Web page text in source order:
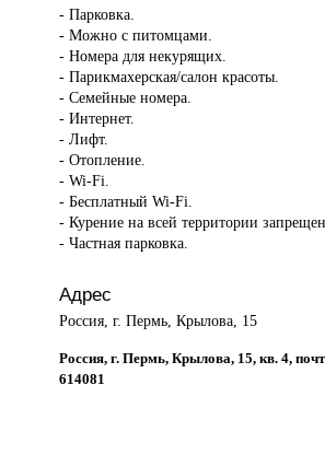
- Парковка.
- Можно с питомцами.
- Номера для некурящих.
- Парикмахерская/салон красоты.
- Семейные номера.
- Интернет.
- Лифт.
- Отопление.
- Wi-Fi.
- Бесплатный Wi-Fi.
- Курение на всей территории
- Частная парковка.
Адрес
Россия, г. Пермь, Крылова, 15
Россия, г. Пермь, Крылова, 15, кв. 4,
614081